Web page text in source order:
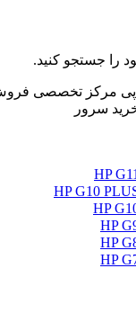
را جستجو کنید.